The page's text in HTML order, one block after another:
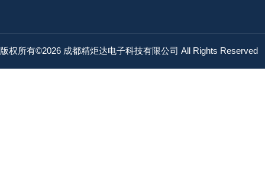
版权所有©2026 成都精炬达电子科技有限公司 All Rights Reserved